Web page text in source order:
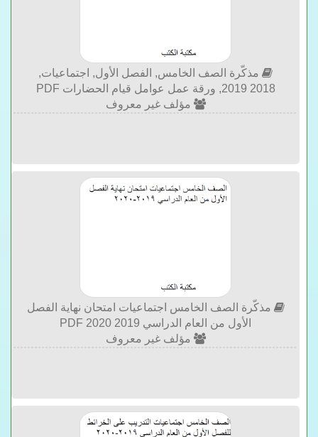
مذكّرة الصف الخامس, الفصل الأول, اجتماعيات,
2018 2019, ورقة عمل عوامل قيام الحضارات PDF
مؤلف غير معروف
مذكّرة الصف الخامس اجتماعيات امتحان نهاية الفصل
الأول من العام الدراسي 2019 2020 PDF
مؤلف غير معروف